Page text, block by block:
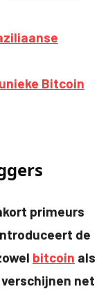
Bitcoin
primeurs
de
bitcoin als
net